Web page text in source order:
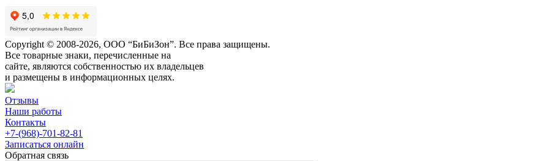
Copyright © 2008-2026, ООО “БиБиЗон”. Все права защищены.
Все товарные знаки, перечисленные на
сайте, являются собственностью их владельцев
и размещены в информационных целях.
Отзывы
Наши работы
Контакты
+7-(968)-701-82-81
Записаться онлайн
Обратная связь